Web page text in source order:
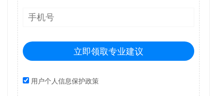
立即领取专业建议
用户个人信息保护政策